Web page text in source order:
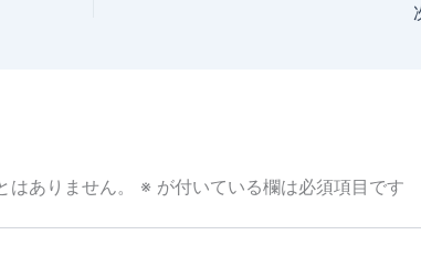
ありません。 ※ が付いている欄は必須項目です